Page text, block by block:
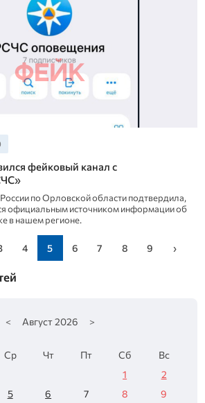
фейковый канал с
по Орловской области подтвердила,
официальным источником информации об
в нашем регионе.
4 5 6 7 8 9 ›
< Август 2026 >
Ср Чт Пт Сб
Вс
1
2
5 6 7 8
9